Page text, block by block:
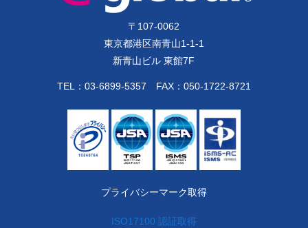
〒 107-0062
東京都港区南青山1-1-1
新青山ビル 東館7F
TEL： 03-6899-5357 FAX：050-1722-8721
プライバシーマーク取得
ISO17100 認証取得